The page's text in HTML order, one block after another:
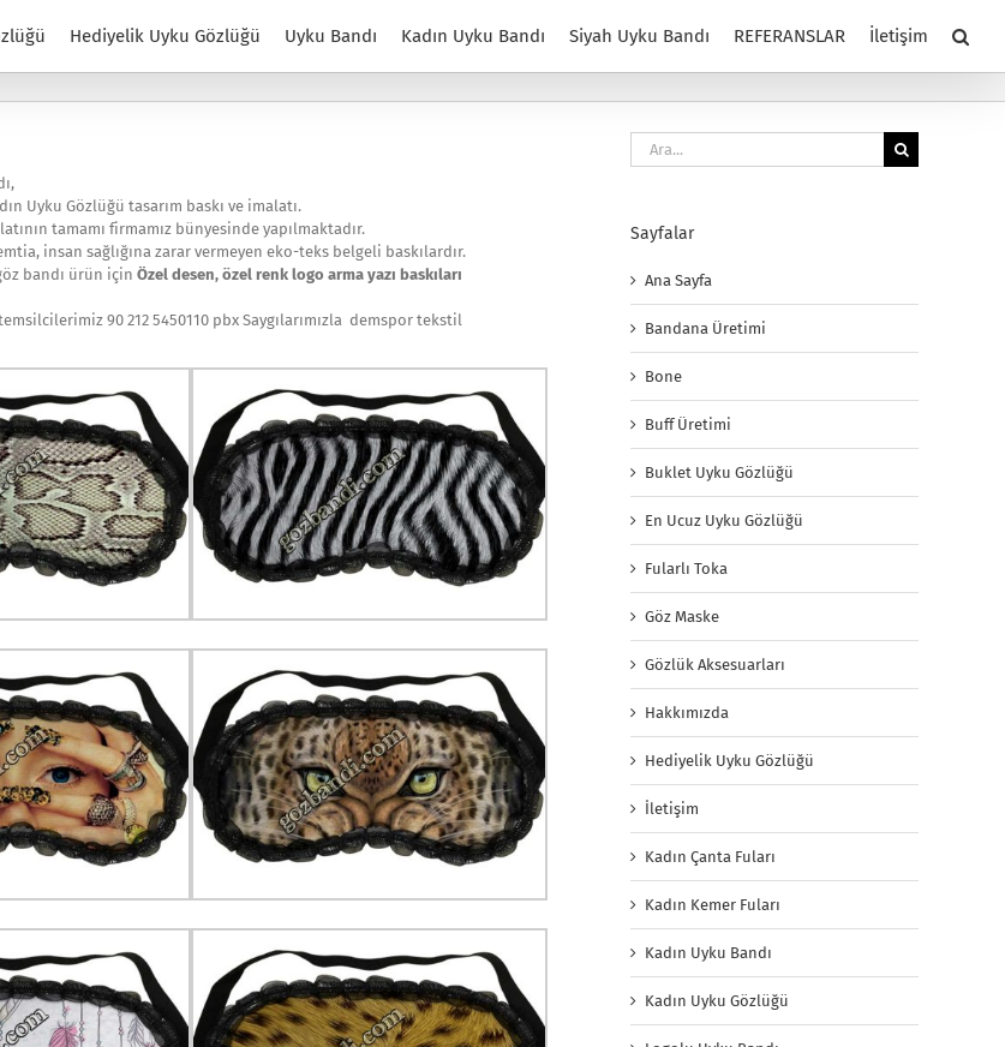
Hediyelik Uyku Gözlüğü Uyku Bandı Kadın Uyku Bandı Siyah Uyku Bandı REFERANSLAR İletişim
Uyku Gözlüğü tasarım baskı ve imalatı.
tamamı firmamız bünyesinde yapılmaktadır.
insan sağlığına zarar vermeyen eko-teks belgeli baskılardır.
bandı ürün için Özel desen, özel renk logo arma yazı baskıları
90 212 5450110 pbx Saygılarımızla demspor tekstil
Ara:
Sayfalar
Ana Sayfa
Bandana Üretimi
Bone
Buff Üretimi
Buklet Uyku Gözlüğü
En Ucuz Uyku Gözlüğü
Fularlı Toka
Göz Maske
Gözlük Aksesuarları
Hakkımızda
Hediyelik Uyku Gözlüğü
İletişim
Kadın Çanta Fuları
Kadın Kemer Fuları
Kadın Uyku Bandı
Kadın Uyku Gözlüğü